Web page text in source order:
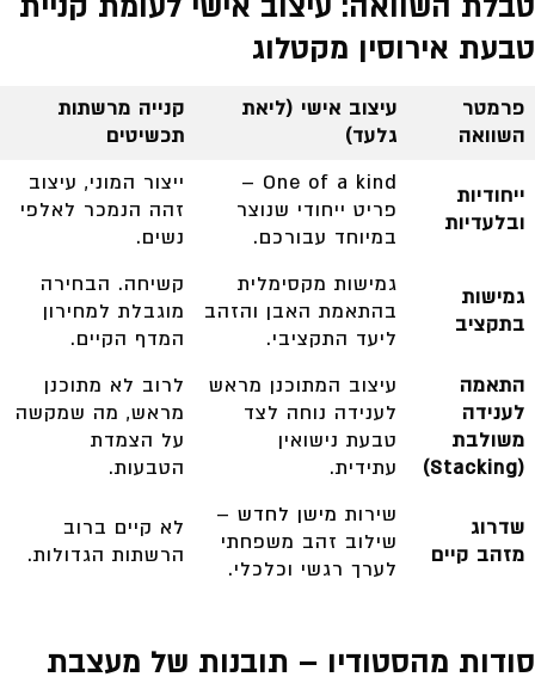
טבעת אירוסין מקטלוג
פרמטר
השוואה
עיצוב אישי (ליאת
גלעד)
קנייה מרשתות
תכשיטים
ייחודיות
ובלעדיות
One of a kind –
פריט ייחודי שנוצר
במיוחד עבורכם.
ייצור המוני, עיצוב
זהה הנמכר לאלפי
נשים.
גמישות
בתקציב
גמישות מקסימלית
בהתאמת האבן והזהב
ליעד התקציבי.
קשיחה. הבחירה
מוגבלת למחירון
המדף הקיים.
התאמה
לענידה
משולבת
(Stacking)
עיצוב המתוכנן מראש
לענידה נוחה לצד
טבעת נישואין
עתידית.
לרוב לא מתוכנן
מראש, מה שמקשה
על הצמדת
הטבעות.
שדרוג
מזהב קיים
שירות מישן לחדש –
שילוב זהב משפחתי
לערך רגשי וכלכלי.
לא קיים ברוב
הרשתות הגדולות.
סודות מהסטודיו – תובנות של מעצבת